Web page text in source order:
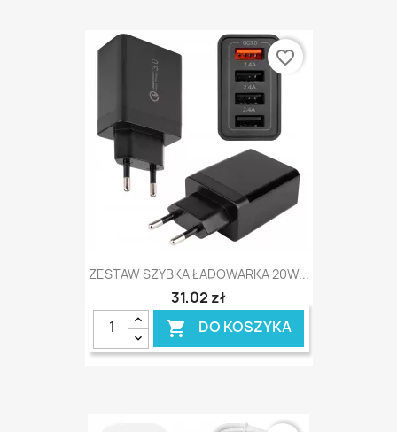
ZESTAW SZYBKA ŁADOWARKA 20W...
31,02 zł
 DO KOSZYKA
favorite_border